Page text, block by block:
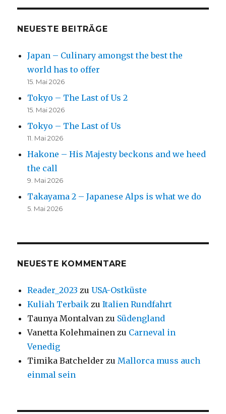
NEUESTE BEITRÄGE
Japan – Culinary amongst the best the
world has to offer
15. Mai 2026
Tokyo – The Last of Us 2
15. Mai 2026
Tokyo – The Last of Us
11. Mai 2026
Hakone – His Majesty beckons and we heed
the call
9. Mai 2026
Takayama 2 – Japanese Alps is what we do
5. Mai 2026
NEUESTE KOMMENTARE
Reader_2023 zuUSA-Ostküste
Kuliah Terbaik zuItalien Rundfahrt
Taunya Montalvan zu Südengland
Vanetta Kolehmainen zu Carneval in
Venedig
Timika Batchelder zu Mallorca muss auch
einmal sein